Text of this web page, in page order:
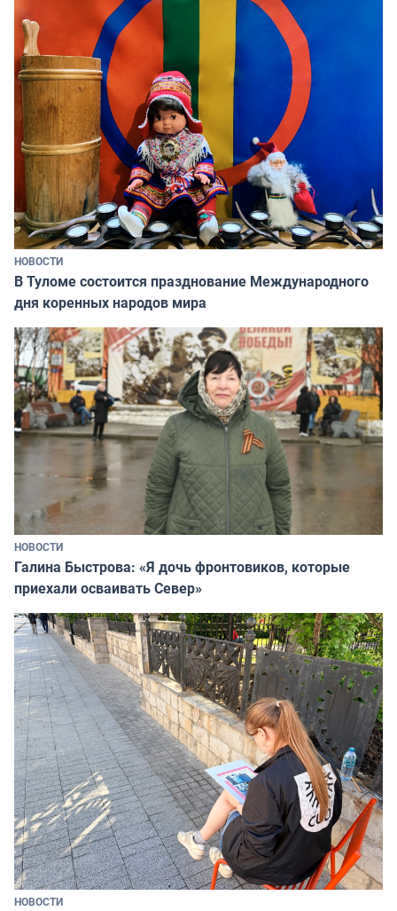
НОВОСТИ
В Туломе состоится празднование Международного
дня коренных народов мира
НОВОСТИ
Галина Быстрова: «Я дочь фронтовиков, которые
приехали осваивать Север»
НОВОСТИ